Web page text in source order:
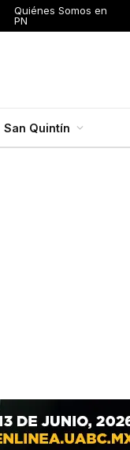
Quiénes Somos en PN
San Quintín